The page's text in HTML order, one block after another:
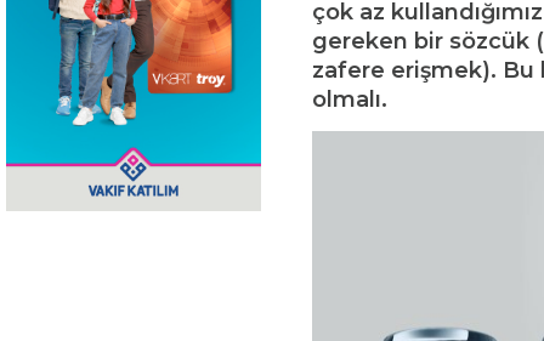
çok az
gereken bir sözcük
zafere erişmek). Bu
olmalı.